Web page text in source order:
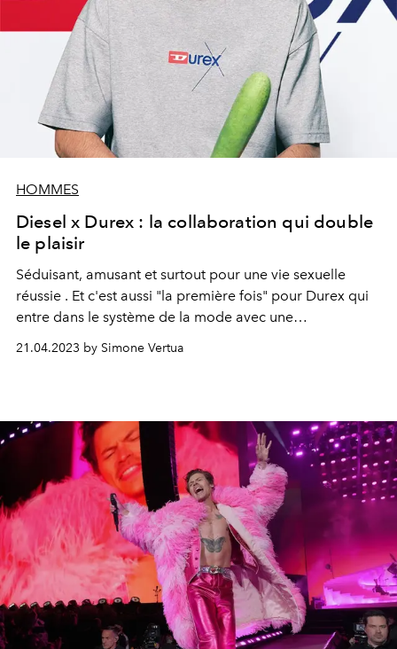
HOMMES
Diesel x Durex : la collaboration qui double
le plaisir
Séduisant, amusant et surtout pour une vie sexuelle
réussie . Et c'est aussi "la première fois" pour Durex qui
entre dans le système de la mode avec une
collaboration avec Diesel. Ensemble pour un drop qui
célèbre la positivité sexuelle comme un droit humain et
21.04.2023 by Simone Vertua